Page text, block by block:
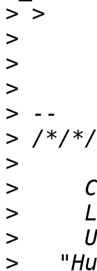
>
>
>
>
>
>
>
>
>
>
>